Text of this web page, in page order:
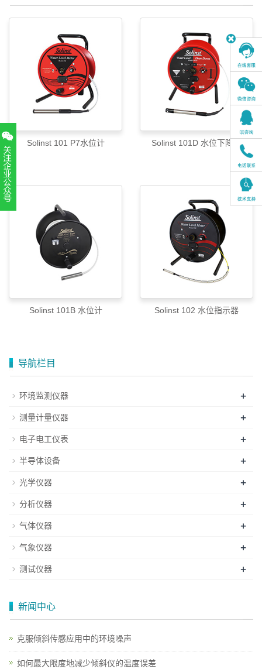
Solinst 101 P7水位计 Solinst 101D 水位下降计
Solinst 101B 水位计 Solinst 102 水位指示器
导航栏目
环境监测仪器 +
测量计量仪器 +
电子电工仪表 +
半导体设备 +
光学仪器 +
分析仪器 +
气体仪器 +
气象仪器 +
测试仪器 +
新闻中心
克服倾斜传感应用中的环境噪声
如何最大限度地减少倾斜仪的温度误差
扫一扫，关注官方账号
010-52867771